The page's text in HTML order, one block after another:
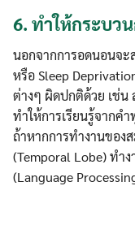
6. ทำให้กระบว
นอกจากการอดนอนจะ
หรือ Sleep
ต่างๆ ผิดปกติด้วย เช่น
ทำให้การเรียนรู้จากค
ถ้าหากการทำงานของ
(Temporal Lobe) ทำ
(Language